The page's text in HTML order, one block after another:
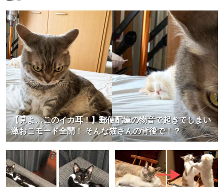
【見よ…このイカ耳！】郵便配達の物音で起きてしまい
激おこモード全開！ そんな猫さんの背後で！？